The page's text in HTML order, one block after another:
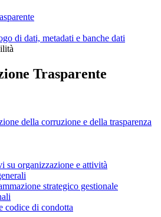
di dati, metadati e banche dati
Trasparente
della corruzione e della trasparenza
su organizzazione e attività
strategico gestionale
codice di condotta